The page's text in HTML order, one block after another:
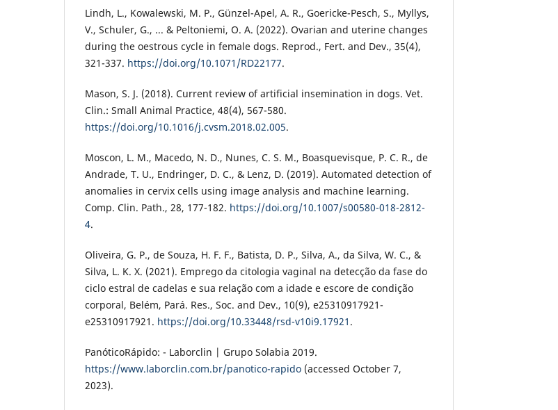
Lindh, L., Kowalewski, M. P., Günzel-Apel, A. R., Goericke-Pesch, S., Myllys,
V., Schuler, G., ... & Peltoniemi, O. A. (2022). Ovarian and uterine changes
during the oestrous cycle in female dogs. Reprod., Fert. and Dev., 35(4),
321-337. https://doi.org/10.1071/RD22177.
Mason, S. J. (2018). Current review of artificial insemination in dogs. Vet.
Clin.: Small Animal Practice, 48(4), 567-580.
https://doi.org/10.1016/j.cvsm.2018.02.005.
Moscon, L. M., Macedo, N. D., Nunes, C. S. M., Boasquevisque, P. C. R., de
Andrade, T. U., Endringer, D. C., & Lenz, D. (2019). Automated detection of
anomalies in cervix cells using image analysis and machine learning.
Comp. Clin. Path., 28, 177-182. https://doi.org/10.1007/s00580-018-2812-
4.
Oliveira, G. P., de Souza, H. F. F., Batista, D. P., Silva, A., da Silva, W. C., &
Silva, L. K. X. (2021). Emprego da citologia vaginal na detecção da fase do
ciclo estral de cadelas e sua relação com a idade e escore de condição
corporal, Belém, Pará. Res., Soc. and Dev., 10(9), e25310917921-
e25310917921. https://doi.org/10.33448/rsd-v10i9.17921 .
PanóticoRápido: - Laborclin | Grupo Solabia 2019.
https://www.laborclin.com.br/panotico-rapido (accessed October 7,
2023).